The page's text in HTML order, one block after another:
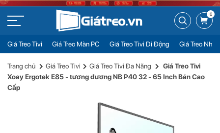
0
Giá Treo Tivi Giá Treo Màn PC Giá Treo Tivi Di Động
Giá Treo
410.000đ
Đặt mua
Trang chủ Giá Treo Tivi Giá Treo Tivi Đa Năng
Giá Treo Tivi
Xoay Ergotek E85 - tương đương NB P40 32 - 65 Inch Bản Cao
Cấp